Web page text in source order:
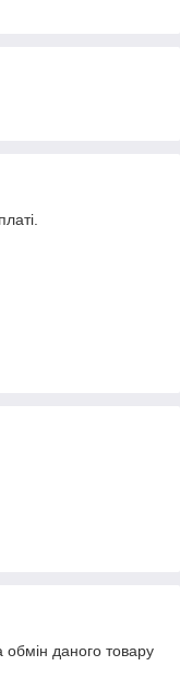
даного товару